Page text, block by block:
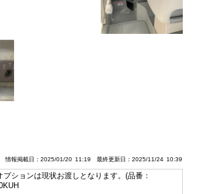
情報掲載日：2025/01/20 11:19 最終更新日：2025/11/24 10:39
プションは現状お渡しとなります。(品番：